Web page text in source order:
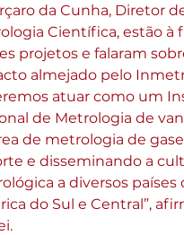
da Cunha, Diretor
Científica, estão à
projetos e falaram
almejado pelo
atuar como um
de Metrologia de
de metrologia de
e disseminando a
a diversos países
do Sul e Central”,